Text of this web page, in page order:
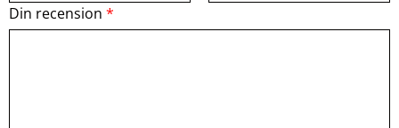
Din recension *